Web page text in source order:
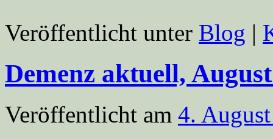
Veröffentlicht unter Blog |
Demenz aktuell,
Veröffentlicht am 4.